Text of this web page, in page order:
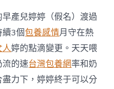
產兒婷婷（假名）渡過
續3個包養感情月守在熱
人婷的點滴變更。天天喂
的速台灣包養網率和奶
力下，婷婷終于可以分